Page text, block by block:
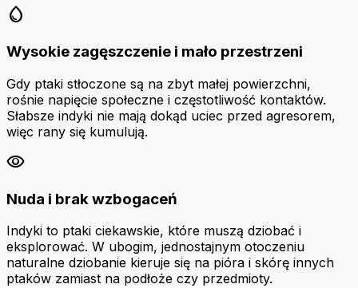
water_drop
Wysokie zagęszczenie i mało przestrzeni
Gdy ptaki stłoczone są na zbyt małej powierzchni,
rośnie napięcie społeczne i częstotliwość kontaktów.
Słabsze indyki nie mają dokąd uciec przed agresorem,
więc rany się kumulują.
visibility
Nuda i brak wzbogaceń
Indyki to ptaki ciekawskie, które muszą dziobać i
eksplorować. W ubogim, jednostajnym otoczeniu
naturalne dziobanie kieruje się na pióra i skórę innych
ptaków zamiast na podłoże czy przedmioty.